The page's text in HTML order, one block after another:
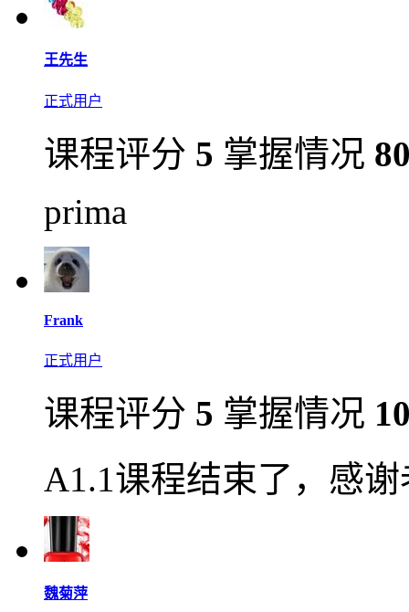
王先生
正式用户
课程评分 5 掌握情况
prima
Frank
正式用户
课程评分 5 掌握情况
A1.1课程结束了，感
魏菊萍